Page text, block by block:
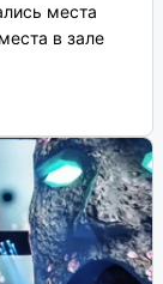
места
в зале